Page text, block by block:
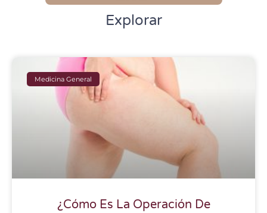
Explorar
Medicina General
¿Cómo Es La Operación De